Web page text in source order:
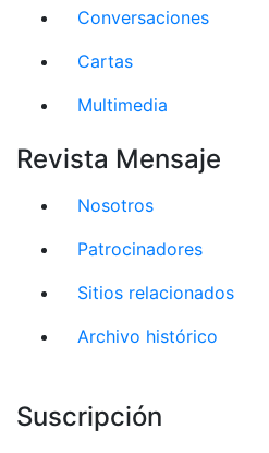
Conversaciones
Cartas
Multimedia
Revista Mensaje
Nosotros
Patrocinadores
Sitios relacionados
Archivo histórico
Suscripción